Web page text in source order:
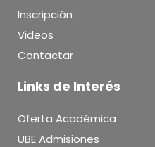
Inscripción
Videos
Contactar
Links de Interés
Oferta Académica
UBE Admisiones